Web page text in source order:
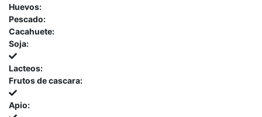
Huevos:
Pescado:
Cacahuete:
Soja:
Lacteos:
Frutos de cascara:
Apio: